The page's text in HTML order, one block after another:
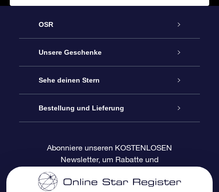
OSR
Service
Kontakt
Blog
Bewertungen
Unsere Geschenke
Sterne schenken
OSR-Geschenkpaket
OSR-Geschenkgutschein
Firmengeschenke
Sehe deinen Stern
Sternregister
Personalisierte Sternseite
One Million Stars
Bestellung und Lieferung
Zahlungsinformationen
Versandinformationen
Abonniere unseren KOSTENLOSEN
Newsletter, um Rabatte und